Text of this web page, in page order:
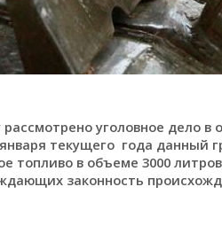
рассмотрено уголовное дело
текущего года данный
топливо в объеме 3000
законность